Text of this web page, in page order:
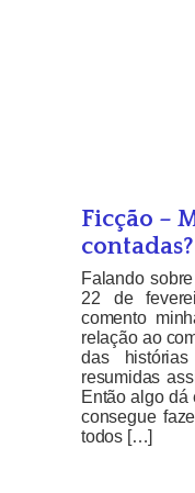
Ficção –
contadas?
Falando
22 de
comento
relação ao
das
resumidas
Então algo dá
consegue
todos […]